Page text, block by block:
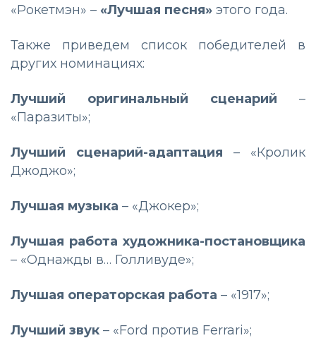
«Рокетмэн» – «Лучшая песня» этого года.
Также приведем список победителей в
других номинациях:
Лучший оригинальный сценарий –
«Паразиты»;
Лучший сценарий-адаптация – «Кролик
Джоджо»;
Лучшая музыка – «Джокер»;
Лучшая работа художника-постановщика
– «Однажды в… Голливуде»;
Лучшая операторская работа – «1917»;
Лучший звук – «Ford против Ferrari»;